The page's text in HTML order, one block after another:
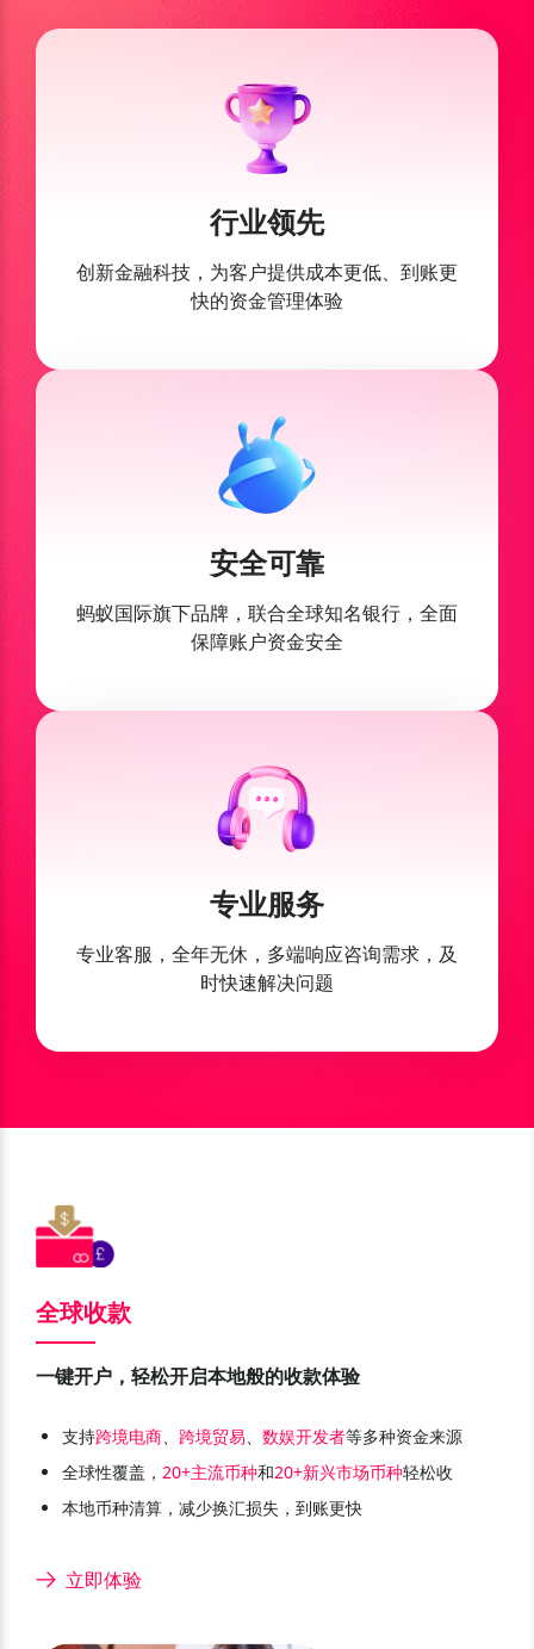
行业领先
创新金融科技，为客户提供成本更低、到账更
快的资金管理体验
安全可靠
蚂蚁国际旗下品牌，联合全球知名银行，全面
保障账户资金安全
专业服务
专业客服，全年无休，多端响应咨询需求，及
时快速解决问题
全球收款
一键开户，轻松开启本地般的收款体验
支持跨境电商、 跨境贸易、 数娱开发者等多种资金来源
全球性覆盖， 20+主流币种
美元 USD
和20+新兴市场币种
尼日利亚 NGN
轻松收
本地币种清算，减少换汇损失，到账更快
立即体验